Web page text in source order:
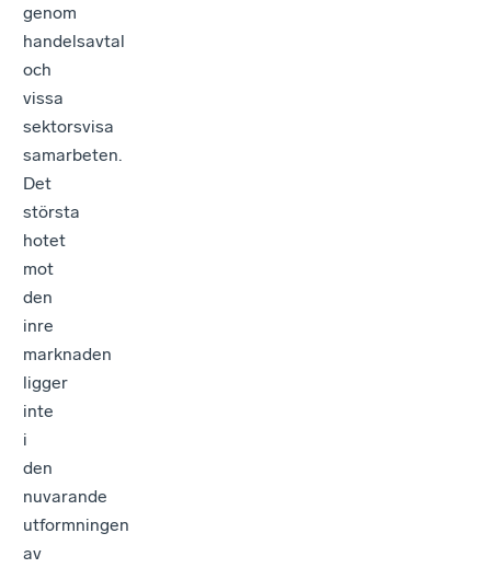
genom
handelsavtal
och
vissa
sektorsvisa
samarbeten.
Det
största
hotet
mot
den
inre
marknaden
ligger
inte
i
den
nuvarande
utformningen
av